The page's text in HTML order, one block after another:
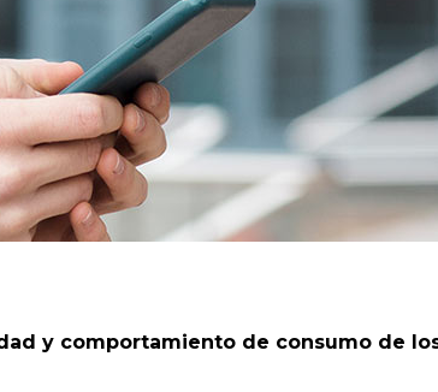
y comportamiento de consumo de